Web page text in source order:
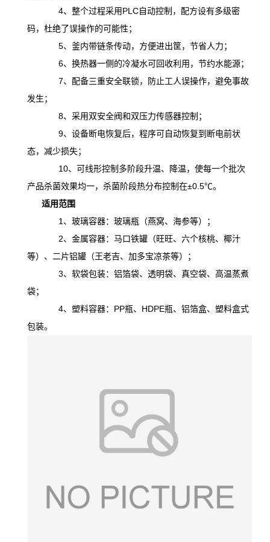
4、整个过程采用PLC自动控制，配方设有多级密
码，杜绝了误操作的可能性；
5、釜内带链条传动，方便进出筐，节省人力；
6、换热器一侧的冷凝水可回收利用，节约水能源；
7、配备三重安全联锁，防止工人误操作，避免事故
发生；
8、采用双安全阀和双压力传感器控制；
9、设备断电恢复后，程序可自动恢复到断电前状
态，减少损失；
10、可线形控制多阶段升温、降温， 使每一个批次
产品杀菌效果均一，杀菌阶段热分布控制在±0.5℃。
适用范围
1、玻璃容器：玻璃瓶（燕窝、海参等）；
2、金属容器：马口铁罐（旺旺、六个核桃、椰汁
等）、二片铝罐（王老吉、加多宝凉茶等）；
3、软袋包装：铝箔袋、透明袋、真空袋、高温蒸煮
袋；
4、塑料容器：PP瓶、HDPE瓶、铝箔盒、塑料盒式
包装。